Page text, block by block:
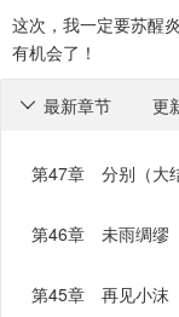
这次，我一定要苏醒
有机会了！
最新章节 更

第47章 分别（大
第46章 未雨绸缪
第45章 再见小沫